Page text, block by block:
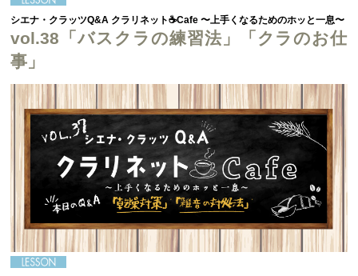
シエナ・クラッツQ&A クラリネット☕Cafe 〜上手くなるためのホッと一息〜
vol.38「バスクラの練習法」「クラのお仕
事」